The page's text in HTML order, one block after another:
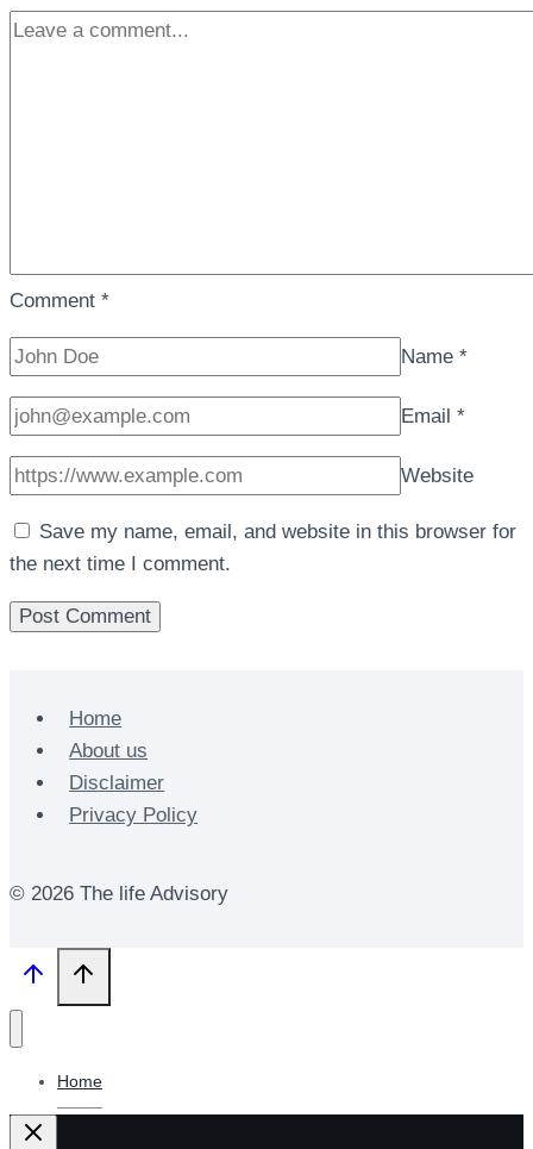
Comment *
Name *
Email *
Website
Save my name, email, and website in this browser for
the next time I comment.
Home
About us
Disclaimer
Privacy Policy
© 2026 The life Advisory
Home